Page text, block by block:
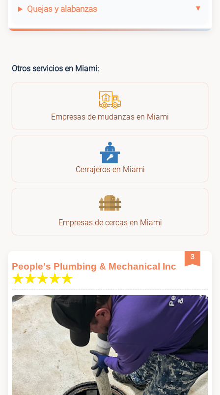
Quejas y alabanzas
Otros servicios en Miami:
Empresas de mudanzas en Miami
Cerrajeros en Miami
Empresas de cercas en Miami
3
People's Plumbing & Mechanical Inc